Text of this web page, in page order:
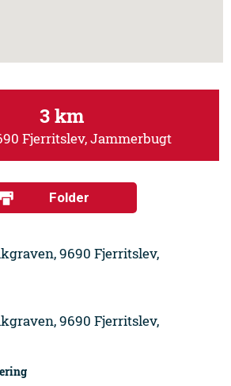
3 km
Fjerritslev, Jammerbugt
Folder
9690 Fjerritslev,
9690 Fjerritslev,